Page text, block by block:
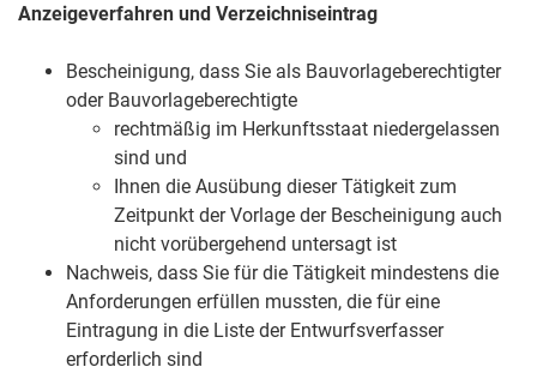
Anzeigeverfahren und Verzeichniseintrag
Bescheinigung, dass Sie als Bauvorlageberechtigter
oder Bauvorlageberechtigte
rechtmäßig im Herkunftsstaat niedergelassen
sind und
Ihnen die Ausübung dieser Tätigkeit zum
Zeitpunkt der Vorlage der Bescheinigung auch
nicht vorübergehend untersagt ist
Nachweis, dass Sie für die Tätigkeit mindestens die
Anforderungen erfüllen mussten, die für eine
Eintragung in die Liste der Entwurfsverfasser
erforderlich sind